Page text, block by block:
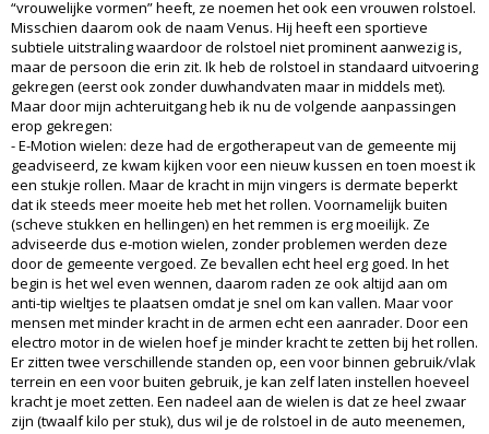
“vrouwelijke vormen” heeft, ze noemen het ook een vrouwen rolstoel.
Misschien daarom ook de naam Venus. Hij heeft een sportieve
subtiele uitstraling waardoor de rolstoel niet prominent aanwezig is,
maar de persoon die erin zit. Ik heb de rolstoel in standaard uitvoering
gekregen (eerst ook zonder duwhandvaten maar in middels met).
Maar door mijn achteruitgang heb ik nu de volgende aanpassingen
erop gekregen:
- E-Motion wielen: deze had de ergotherapeut van de gemeente mij
geadviseerd, ze kwam kijken voor een nieuw kussen en toen moest ik
een stukje rollen. Maar de kracht in mijn vingers is dermate beperkt
dat ik steeds meer moeite heb met het rollen. Voornamelijk buiten
(scheve stukken en hellingen) en het remmen is erg moeilijk. Ze
adviseerde dus e-motion wielen, zonder problemen werden deze
door de gemeente vergoed. Ze bevallen echt heel erg goed. In het
begin is het wel even wennen, daarom raden ze ook altijd aan om
anti-tip wieltjes te plaatsen omdat je snel om kan vallen. Maar voor
mensen met minder kracht in de armen echt een aanrader. Door een
electro motor in de wielen hoef je minder kracht te zetten bij het rollen.
Er zitten twee verschillende standen op, een voor binnen gebruik/vlak
terrein en een voor buiten gebruik, je kan zelf laten instellen hoeveel
kracht je moet zetten. Een nadeel aan de wielen is dat ze heel zwaar
zijn (twaalf kilo per stuk), dus wil je de rolstoel in de auto meenemen,